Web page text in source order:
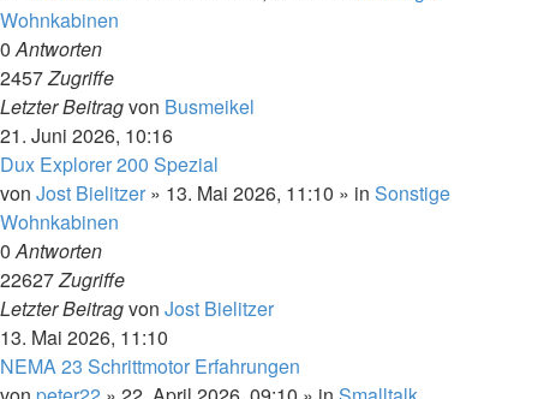
Wohnkabinen
0Antworten
2457Zugriffe
Letzter Beitragvon Busmeikel
21. Juni 2026, 10:16
Dux Explorer 200 Spezial
von Jost Bielitzer » 13. Mai 2026, 11:10 » in Sonstige
Wohnkabinen
0Antworten
22627Zugriffe
Letzter Beitragvon Jost Bielitzer
13. Mai 2026, 11:10
NEMA 23 Schrittmotor Erfahrungen